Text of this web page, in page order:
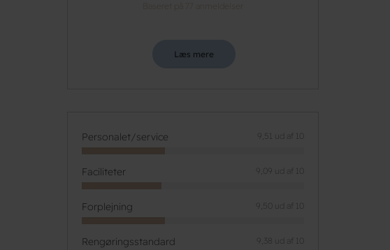
Læs mere
Personalet/service 9,51 ud af 10
Faciliteter 9,09 ud af 10
Forplejning 9,50 ud af 10
Rengøringsstandard 9,38 ud af 10